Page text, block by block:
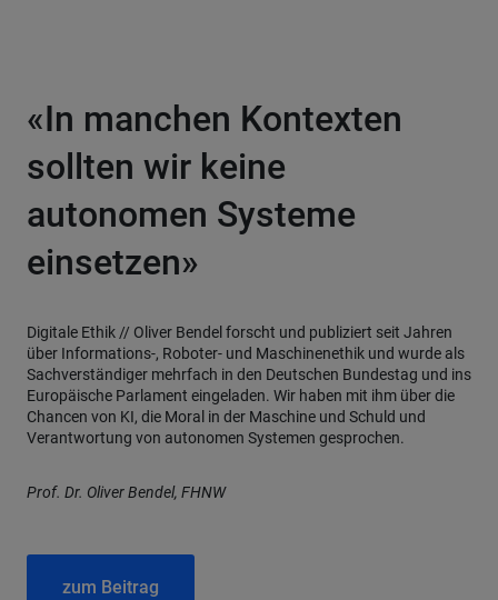
«In manchen Kontexten
sollten wir keine
autonomen Systeme
einsetzen»
Digitale Ethik // Oliver Bendel forscht und publiziert seit Jahren
über Informations-, Roboter- und Maschinenethik und wurde als
Sachverständiger mehrfach in den Deutschen Bundestag und ins
Europäische Parlament eingeladen. Wir haben mit ihm über die
Chancen von KI, die Moral in der Maschine und Schuld und
Verantwortung von autonomen Systemen gesprochen.
Prof. Dr. Oliver Bendel, FHNW
zum Beitrag